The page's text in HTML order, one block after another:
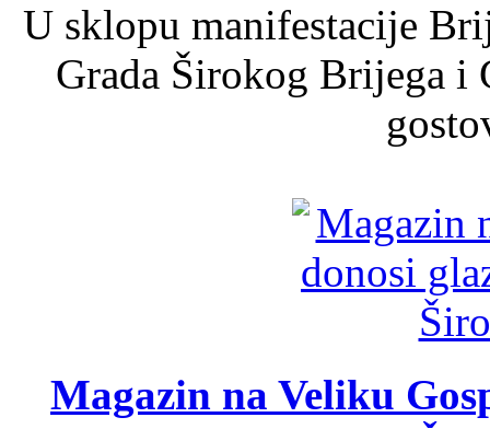
U sklopu manifestacije
Grada Širokog Brijega
Magazin na Veliku